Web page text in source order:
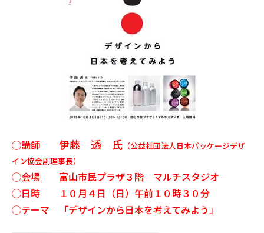
◯講師 伊藤 透 氏 （公益社団法人日本パッケージデザ
イン協会副理事長）
◯会場 富山市民プラザ３階 マルチスタジオ
◯日時 １０月４日（日）午前１０時３０分
◯テーマ 「デザインから日本を考えてみよう」